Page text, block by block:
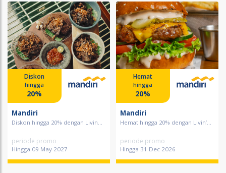
Diskon
hingga
20%
Mandiri
Diskon hingga 20% dengan Livin...
periode promo
Hingga 09 May 2027
Hemat
hingga
20%
Mandiri
Hemat hingga 20% dengan Livin’...
periode promo
Hingga 31 Dec 2026